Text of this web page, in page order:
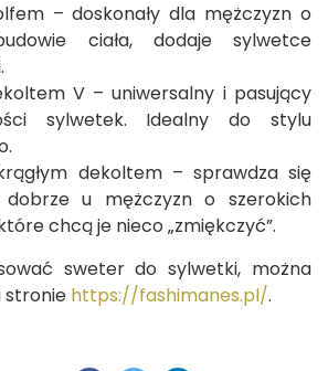
– doskonały dla mężczyzn o
ciała, dodaje sylwetce
V – uniwersalny i pasujący
sylwetek. Idealny do stylu
dekoltem – sprawdza się
dobrze u mężczyzn o szerokich
chcą je nieco „zmiękczyć”.
sweter do sylwetki, można
stronie https://fashimanes.pl/.